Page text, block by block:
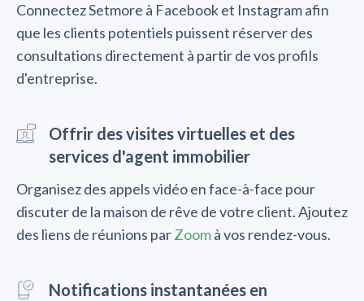
Connectez Setmore à Facebook et Instagram afin
que les clients potentiels puissent réserver des
consultations directement à partir de vos profils
d'entreprise.
Offrir des visites virtuelles et des
services d'agent immobilier
Organisez des appels vidéo en face-à-face pour
discuter de la maison de rêve de votre client. Ajoutez
des liens de réunions parZoomà vos rendez-vous.
Notifications instantanées en